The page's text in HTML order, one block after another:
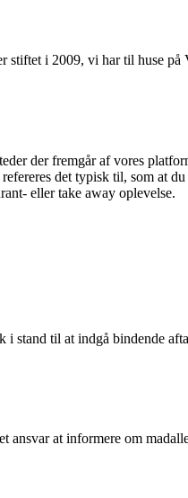
i 2009, vi har til huse
der fremgår af vores
det typisk til, som at
eller take away oplevelse.
i stand til at indgå bindende
ansvar at informere om